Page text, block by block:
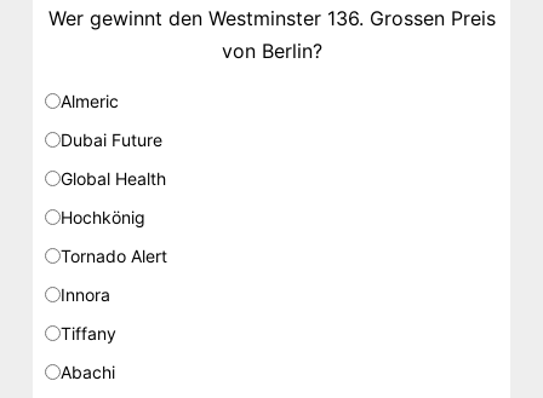
Wer gewinnt den Westminster 136. Grossen Preis
von Berlin?
Almeric
Dubai Future
Global Health
Hochkönig
Tornado Alert
Innora
Tiffany
Abachi